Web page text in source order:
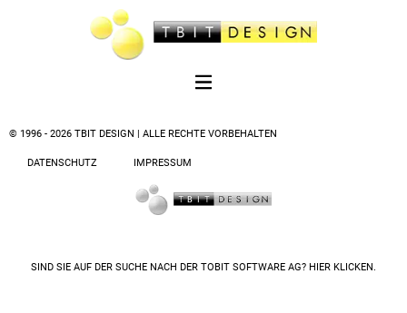
© 1996 - 2026 TBIT DESIGN | ALLE RECHTE VORBEHALTEN
DATENSCHUTZ IMPRESSUM
SIND SIE AUF DER SUCHE NACH DER TOBIT SOFTWARE AG? HIER KLICKEN.